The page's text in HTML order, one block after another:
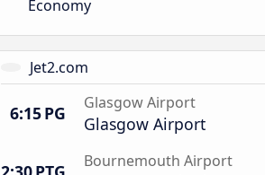
Economy
Jet2.com
6:15 PG Glasgow Airport
Glasgow Airport
Bournemouth Airport